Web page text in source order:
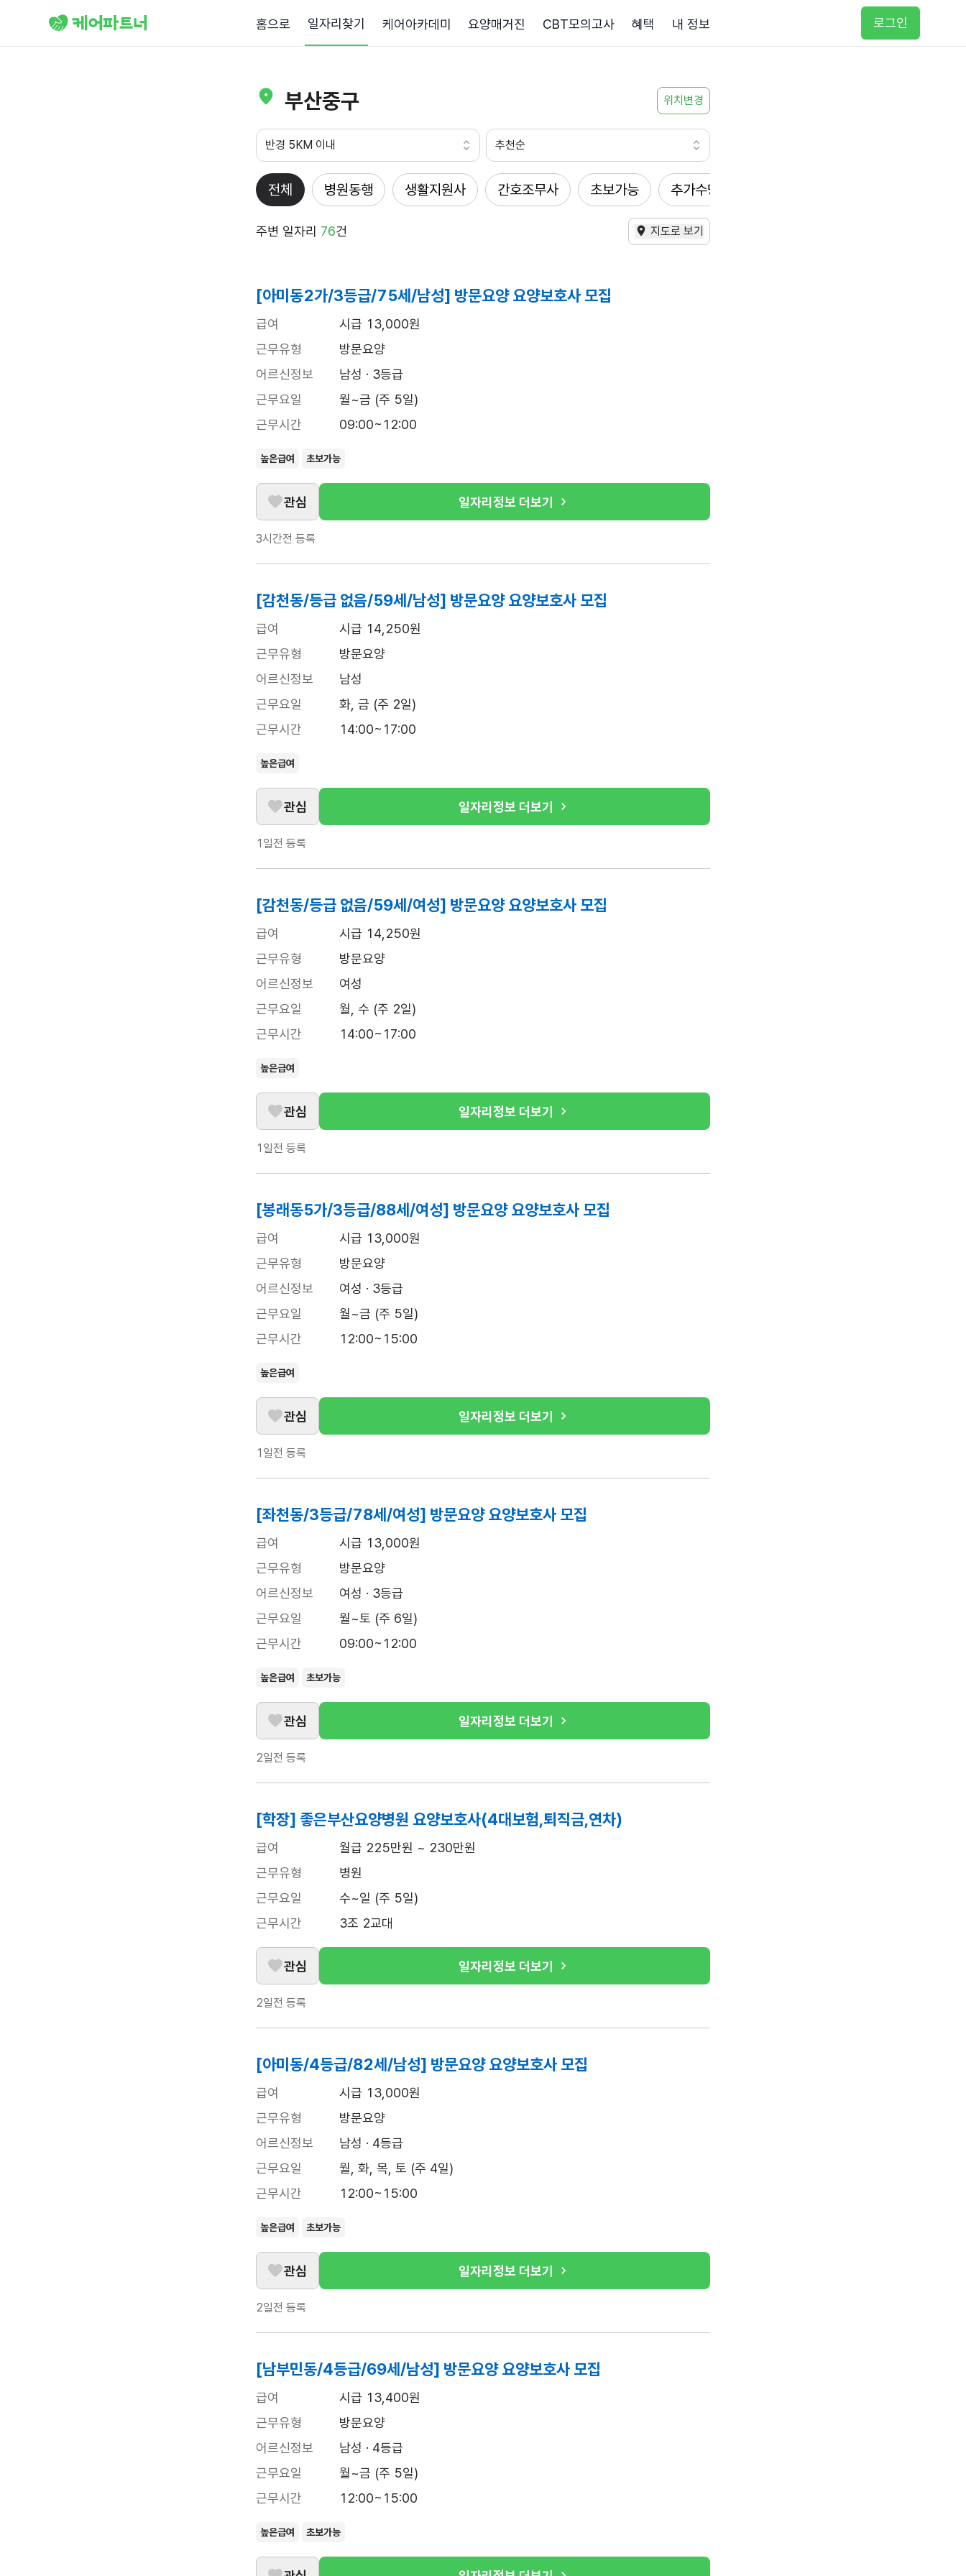
홈으로 일자리찾기 케어아카데미 요양매거진 CBT모의고사 혜택 내 정보 로그인
부산중구 위치변경
반경 5KM 이내 추천순
전체 병원동행 생활지원사 간호조무사 초보가능 추가수당
주변 일자리 76건 지도로 보기
[아미동2가/3등급/75세/남성] 방문요양 요양보호사 모집
급여
시급 13,000원
근무유형
방문요양
어르신정보
남성 · 3등급
근무요일
월~금 (주 5일)
근무시간
09:00~12:00
높은급여 초보가능
관심 일자리정보 더보기
3시간전 등록
[감천동/등급 없음/59세/남성] 방문요양 요양보호사 모집
급여
시급 14,250원
근무유형
방문요양
어르신정보
남성
근무요일
화, 금 (주 2일)
근무시간
14:00~17:00
높은급여
관심 일자리정보 더보기
1일전 등록
[감천동/등급 없음/59세/여성] 방문요양 요양보호사 모집
급여
시급 14,250원
근무유형
방문요양
어르신정보
여성
근무요일
월, 수 (주 2일)
근무시간
14:00~17:00
높은급여
관심 일자리정보 더보기
1일전 등록
[봉래동5가/3등급/88세/여성] 방문요양 요양보호사 모집
급여
시급 13,000원
근무유형
방문요양
어르신정보
여성 · 3등급
근무요일
월~금 (주 5일)
근무시간
12:00~15:00
높은급여
관심 일자리정보 더보기
1일전 등록
[좌천동/3등급/78세/여성] 방문요양 요양보호사 모집
급여
시급 13,000원
근무유형
방문요양
어르신정보
여성 · 3등급
근무요일
월~토 (주 6일)
근무시간
09:00~12:00
높은급여 초보가능
관심 일자리정보 더보기
2일전 등록
[학장] 좋은부산요양병원 요양보호사(4대보험,퇴직금,연차)
급여
월급 225만원 ~ 230만원
근무유형
병원
근무요일
수~일 (주 5일)
근무시간
3조 2교대
관심 일자리정보 더보기
2일전 등록
[아미동/4등급/82세/남성] 방문요양 요양보호사 모집
급여
시급 13,000원
근무유형
방문요양
어르신정보
남성 · 4등급
근무요일
월, 화, 목, 토 (주 4일)
근무시간
12:00~15:00
높은급여 초보가능
관심 일자리정보 더보기
2일전 등록
[남부민동/4등급/69세/남성] 방문요양 요양보호사 모집
급여
시급 13,400원
근무유형
방문요양
어르신정보
남성 · 4등급
근무요일
월~금 (주 5일)
근무시간
12:00~15:00
높은급여 초보가능